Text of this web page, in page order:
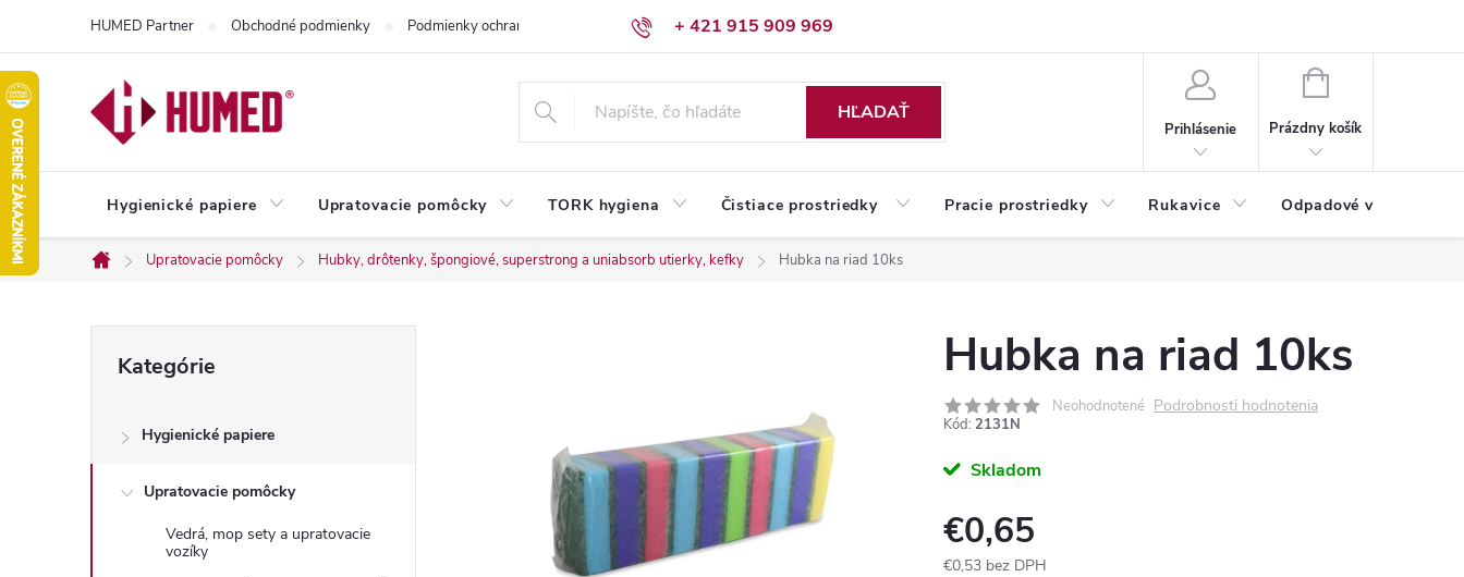
obsah
+ 421 915 909 969
HUMED Partner Obchodné podmienky Podmienky ochrany osobných údajov Reklamačný poriadok
HĽADAŤ
Prihlásenie
NÁKUPNÝ
Prázdny košík
Hygienické papiere Upratovacie pomôcky TORK hygiena Čistiace prostriedky Pracie prostriedky Rukavice Odpadové vrecia
Domov
Upratovacie pomôcky Hubky, drôtenky, špongiové, superstrong a uniabsorb utierky, kefky Hubka na riad 10ks
č
kategórie
Kategórie
Hygienické papiere
Upratovacie pomôcky
Vedrá, mop sety a upratovacie
vozíky
Hubka na riad 10ks
Neohodnotené Podrobnosti hodnotenia
Kód: 2131N
Skladom
€0,65
€0,53 bez DPH